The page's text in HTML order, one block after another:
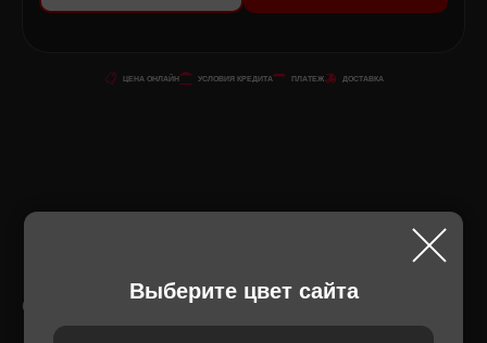
Выберите цвет сайта
ЦЕНА ОНЛАЙН УСЛОВИЯ КРЕДИТА ПЛАТЕЖ ДОСТАВКА
СОПУТСТВУЮЩИЕ ТОВАРЫ